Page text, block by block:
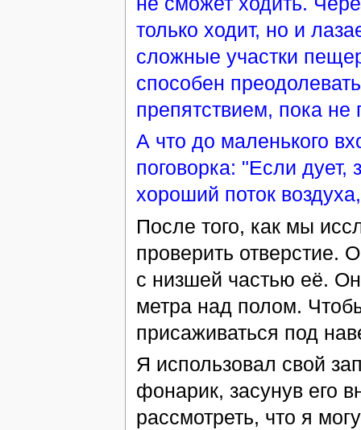
только ходит, но и
сложные участки
способен
препятствием, пока не
А что до маленького
поговорка: "Если
хороший поток
После того, как мы
проверить отверстие.
с низшей частью её.
метра над полом.
присаживаться под
Я использовал свой
фонарик, засунув его
рассмотреть, что я